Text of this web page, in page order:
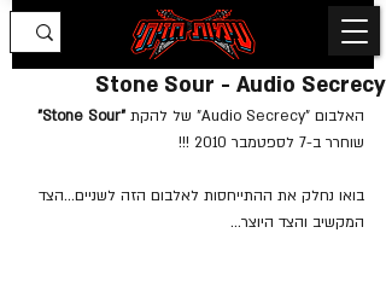
Stone Sour - Audio Secrecy
האלבום "Audio Secrecy" של להקת
"Stone Sour"
שוחרר ב-7 לספטמבר 2010 !!!
בואו נחלק את ההתייחסות לאלבום הזה לשניים...הצד
המקשיב והצד היוצר...